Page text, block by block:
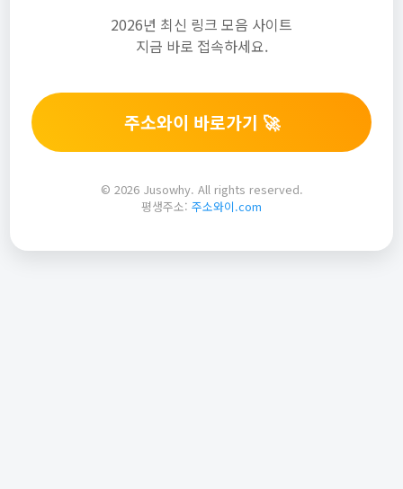
2026년 최신 링크 모음 사이트
지금 바로 접속하세요.
주소와이 바로가기 🚀
© 2026 Jusowhy. All rights reserved.
평생주소: 주소와이.com